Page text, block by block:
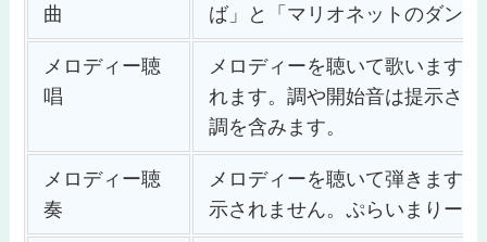
曲
ば」と「マリオネットのダン
メロディー聴
唱
メロディーを聴いて歌います
れます。調や開始音は提示さ
調を含みます。
メロディー聴
奏
メロディーを聴いて弾きます
示されません。ぷらいまりー